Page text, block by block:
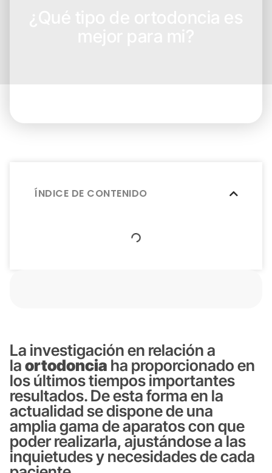
ÍNDICE DE CONTENIDO
La investigación en relación a
laortodoncia ha proporcionado en
los últimos tiempos importantes
resultados. De esta forma en la
actualidad se dispone de una
amplia gama de aparatos con que
poder realizarla, ajustándose a las
inquietudes y necesidades de cada